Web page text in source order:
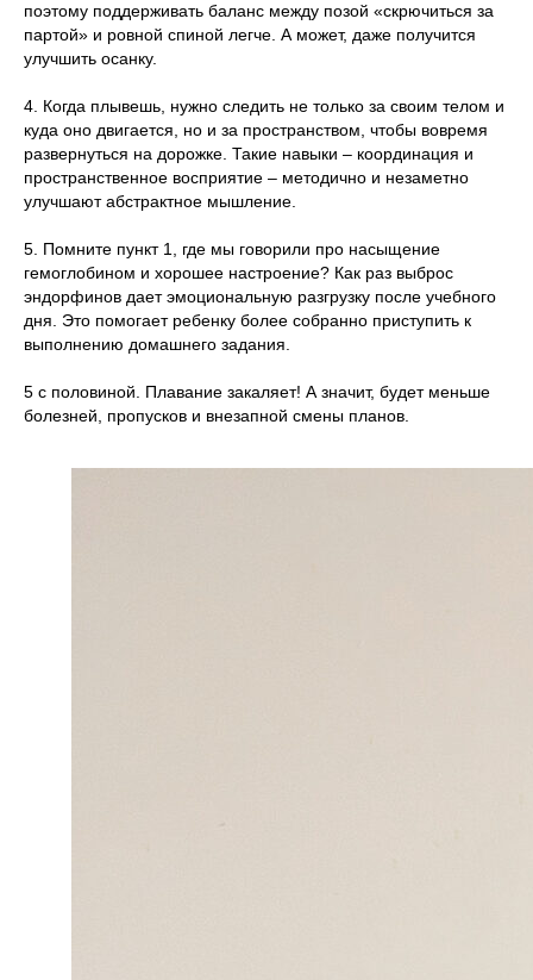
поэтому поддерживать баланс между позой «скрючиться за
партой» и ровной спиной легче. А может, даже получится
улучшить осанку.
4. Когда плывешь, нужно следить не только за своим телом и
куда оно двигается, но и за пространством, чтобы вовремя
развернуться на дорожке. Такие навыки – координация и
пространственное восприятие – методично и незаметно
улучшают абстрактное мышление.
5. Помните пункт 1, где мы говорили про насыщение
гемоглобином и хорошее настроение? Как раз выброс
эндорфинов дает эмоциональную разгрузку после учебного
дня. Это помогает ребенку более собранно приступить к
выполнению домашнего задания.
5 с половиной. Плавание закаляет! А значит, будет меньше
болезней, пропусков и внезапной смены планов.